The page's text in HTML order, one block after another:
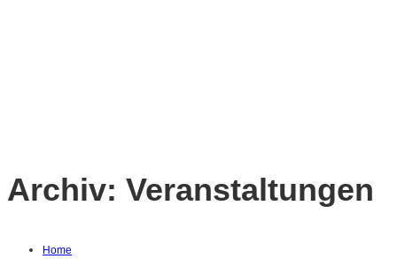
Archiv: Veranstaltungen
Home